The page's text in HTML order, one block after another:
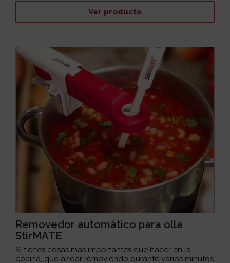
Ver producto
Removedor automático para olla
StirMATE
Si tienes cosas más importantes que hacer en la
cocina, que andar removiendo durante varios minutos